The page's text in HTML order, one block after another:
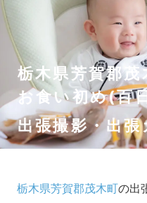
栃木県芳賀郡茂
お食い初め(百
出張撮影・出
栃木県芳賀郡茂木町の出